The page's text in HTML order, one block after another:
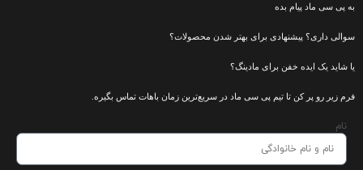
به پی سی ماد پیام بده
سوالی داری؟ پیشنهادی برای بهتر شدن محصولات؟
یا شاید یک ایده خفن برای مادینگ؟
فرم زیر رو پر کن تا تیم پی سی ماد در سریع‌ترین زمان باهات تماس بگیره.
نام